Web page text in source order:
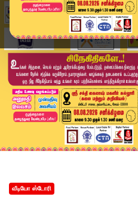
வீடியோ ஸ்டோரி